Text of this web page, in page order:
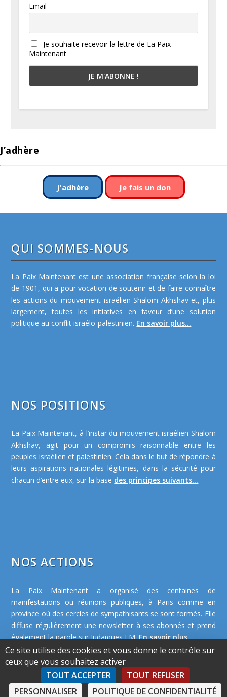
Email
Je souhaite recevoir la lettre de La Paix
Maintenant
J’adhère
J'adhère Je fais un don
QUI SOMMES-NOUS
La Paix Maintenant est une association française selon la loi
de 1901, qui a pour vocation de soutenir et de faire connaître
les actions du mouvement israélien Shalom Akhshav et, plus
largement, toutes les initiatives en faveur d’une solution
politique au conflit israélo-palestinien. En savoir plus...
NOS POSITIONS
La Paix Maintenant, à l’instar du mouvement israélien Shalom
Akhshav, agit pour un compromis raisonnable entre les
peuples israélien et palestinien. Cela dans le but de répondre à
leurs aspirations nationales légitimes, dans la sécurité pour
chacun d’entre eux, sur la base des principes suivants...
NOS ACTIONS
La Paix Maintenant a organisé des centaines de
manifestations ou réunions publiques, à Paris comme en
province où des cercles de sympathisants se sont formés. Elle
diffuse régulièrement une newsletter à ses abonnés et prend
également la parole sur Judaïques FM. En savoir plus...
©2026 La Paix Maintenant -Plan de site
Ce site utilise des cookies et vous donne le contrôle sur
ceux que vous souhaitez activer
TOUT ACCEPTER
TOUT REFUSER
PERSONNALISER
POLITIQUE DE CONFIDENTIALITÉ